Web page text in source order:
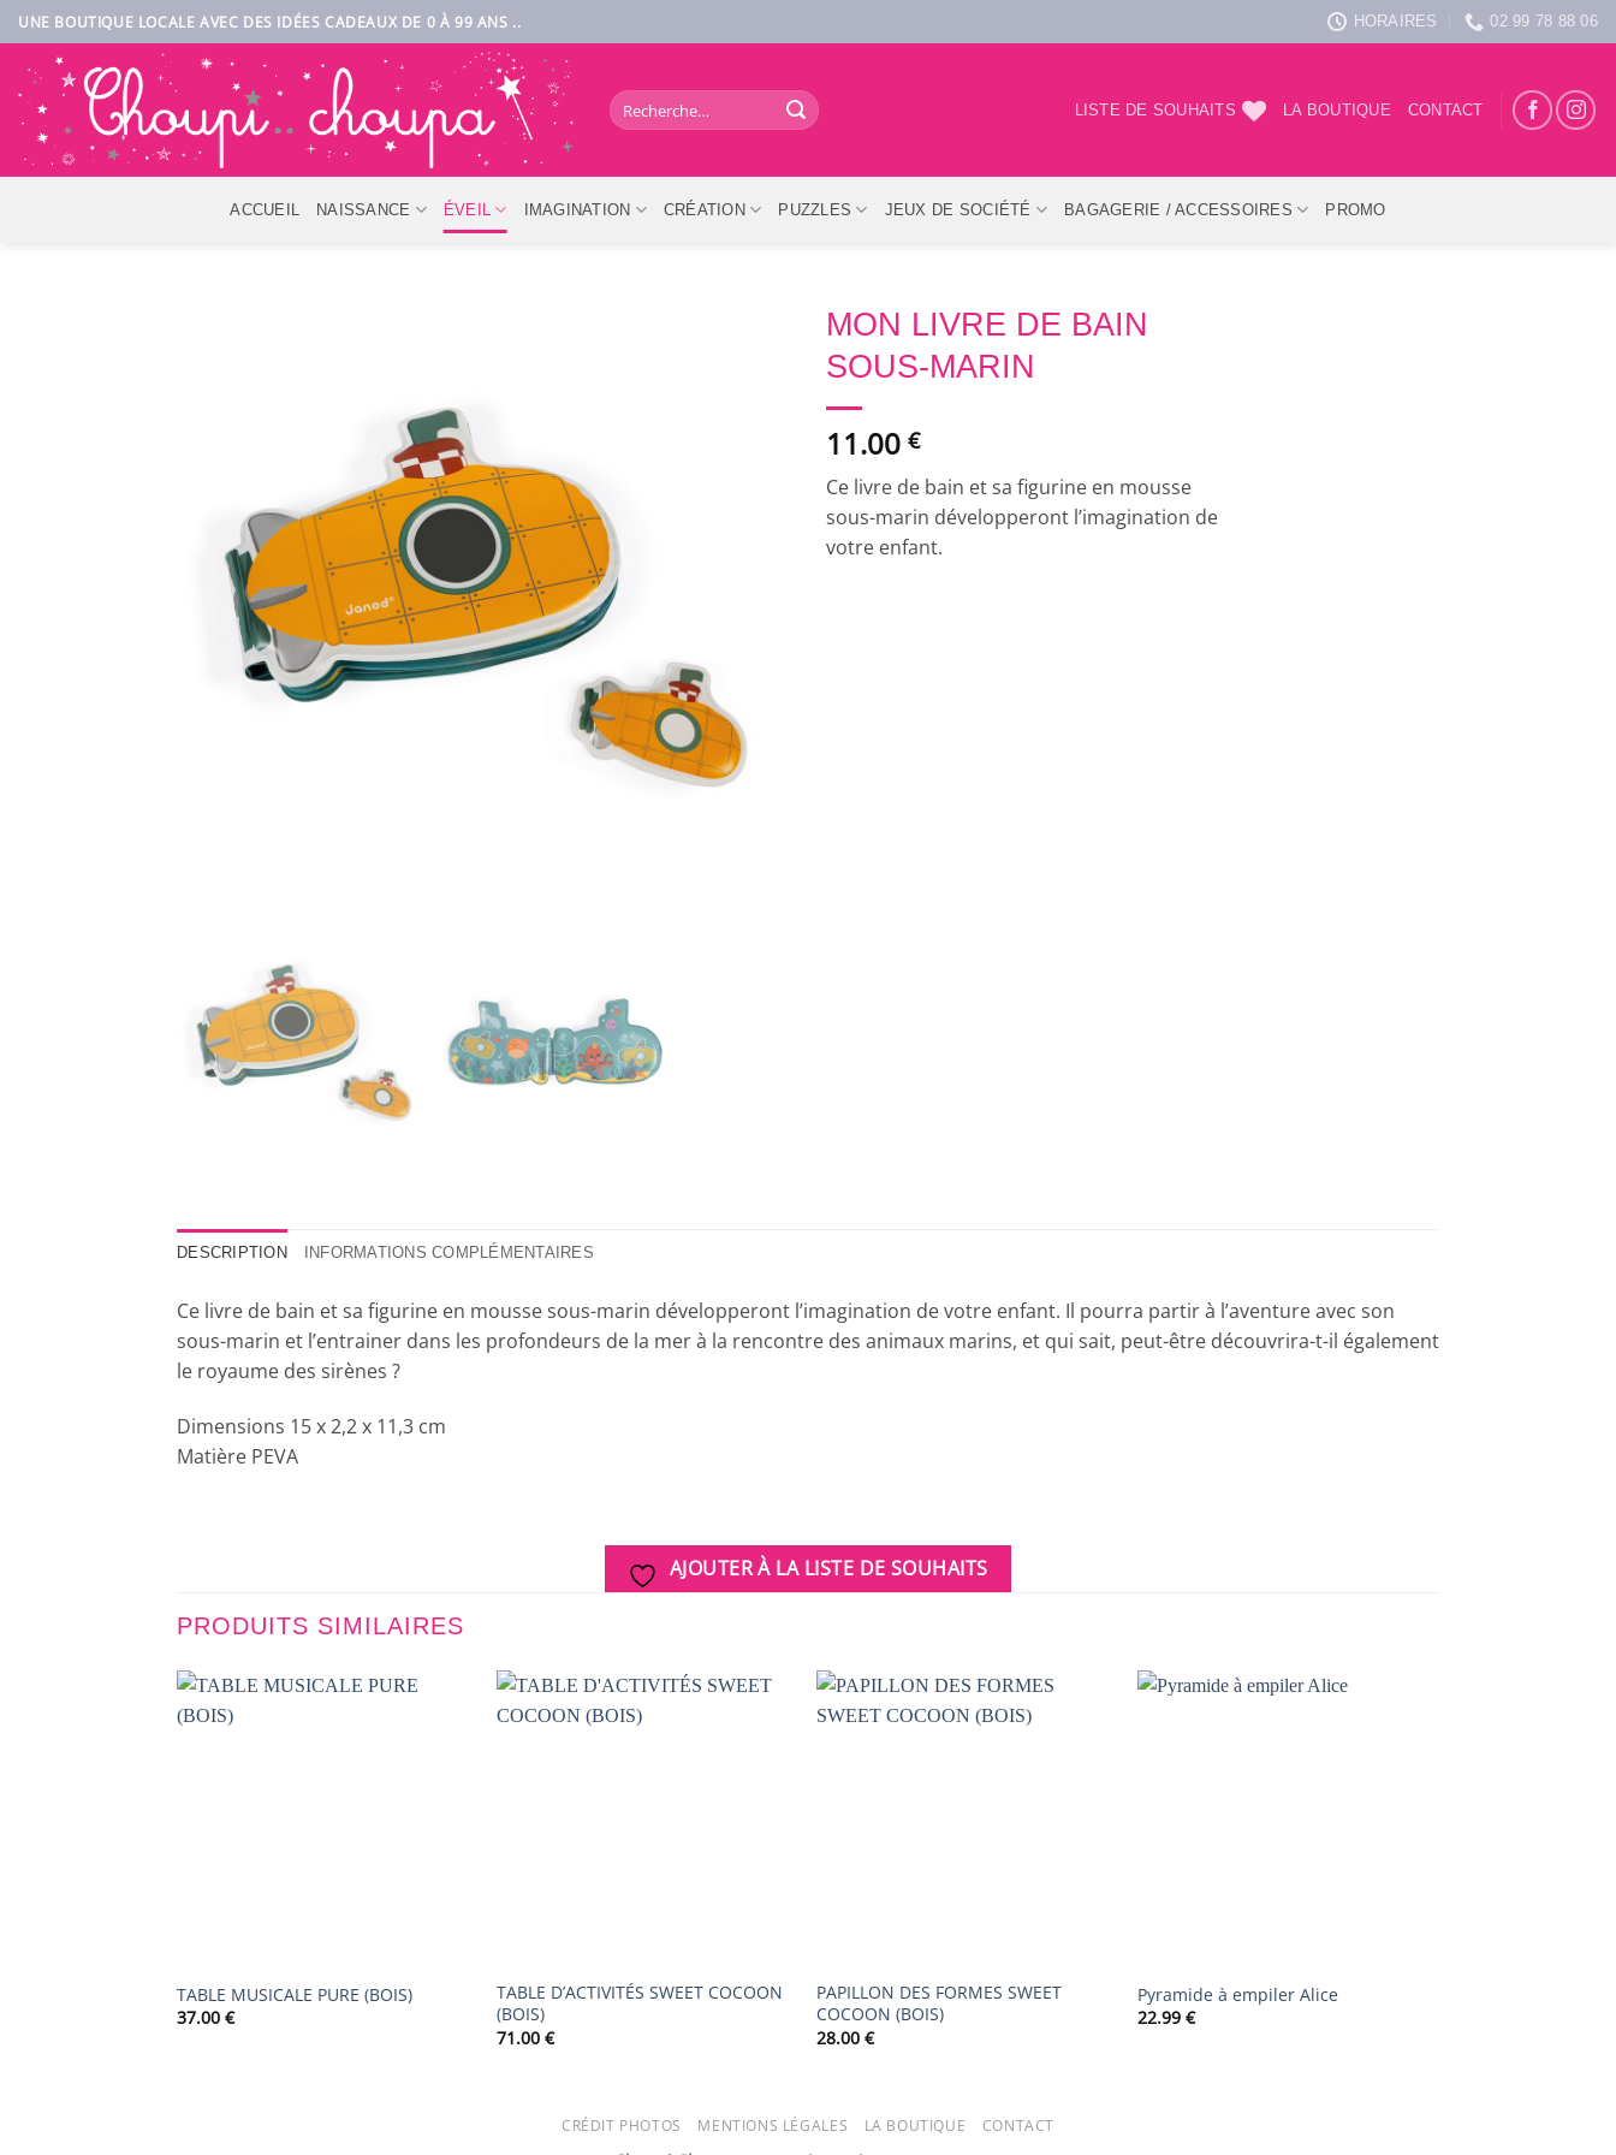
Passer
au
contenu
UNE BOUTIQUE LOCALE AVEC DES IDÉES CADEAUX DE 0 À 99 ANS .. HORAIRES 02 99 78 88 06
Recherche
pour :
LISTE DE SOUHAITS LA BOUTIQUE CONTACT
ACCUEIL NAISSANCE ÉVEIL IMAGINATION CRÉATION PUZZLES JEUX DE SOCIÉTÉ BAGAGERIE / ACCESSOIRES PROMO
MON LIVRE DE BAIN
SOUS-MARIN
11.00 €
Ce livre de bain et sa figurine en mousse
sous-marin développeront l’imagination de
votre enfant.
DESCRIPTION INFORMATIONS COMPLÉMENTAIRES
Ce livre de bain et sa figurine en mousse sous-marin développeront l’imagination de votre enfant. Il pourra partir à l’aventure avec son
sous-marin et l’entrainer dans les profondeurs de la mer à la rencontre des animaux marins, et qui sait, peut-être découvrira-t-il également
le royaume des sirènes ?
Dimensions 15 x 2,2 x 11,3 cm
Matière PEVA
AJOUTER À LA LISTE DE SOUHAITS
PRODUITS SIMILAIRES
TABLE MUSICALE PURE (BOIS)
37.00 €
TABLE D’ACTIVITÉS SWEET COCOON
(BOIS)
71.00€
PAPILLON DES FORMES SWEET
COCOON (BOIS)
28.00€
Pyramide à empiler Alice
22.99 €
CRÉDIT PHOTOS MENTIONS LÉGALES LA BOUTIQUE CONTACT